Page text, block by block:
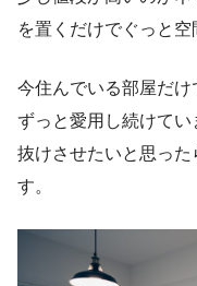
を置くだけでぐっと空
今住んでいる部屋だ
ずっと愛用し続けて
抜けさせたいと思っ
す。